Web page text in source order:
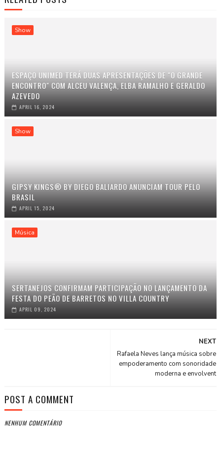
Show
ESPAÇO UNIMED TERÁ DUAS APRESENTAÇÕES DE "O GRANDE
ENCONTRO" COM ALCEU VALENÇA, ELBA RAMALHO E GERALDO
AZEVEDO
APRIL 16, 2024
Show
GIPSY KINGS® BY DIEGO BALIARDO ANUNCIAM TOUR PELO
BRASIL
APRIL 15, 2024
Música
SERTANEJOS CONFIRMAM PARTICIPAÇÃO NO LANÇAMENTO DA
FESTA DO PEÃO DE BARRETOS NO VILLA COUNTRY
APRIL 09, 2024
NEXT
Rafaela Neves lança música sobre
empoderamento com sonoridade
moderna e envolvent
POST A COMMENT
NENHUM COMENTÁRIO